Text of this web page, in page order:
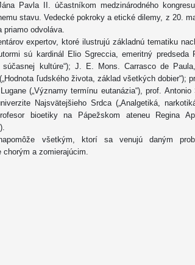
Pavla II. účastníkom medzinárodného
stavu. Vedecké pokroky a etické dilemy, z 20.
priamo odvoláva.
expertov, ktoré ilustrujú základnú tematiku
sú kardinál Elio Sgreccia, emeritný predseda
kultúre“); J. E. Mons. Carrasco de
ľudského života, základ všetkých dobier“);
(„Významy termínu eutanázia“), prof. Antonio
Najsvätejšieho Srdca („Analgetiká,
bioetiky na Pápežskom ateneu Regina
všetkým, ktorí sa venujú daným
a zomierajúcim.